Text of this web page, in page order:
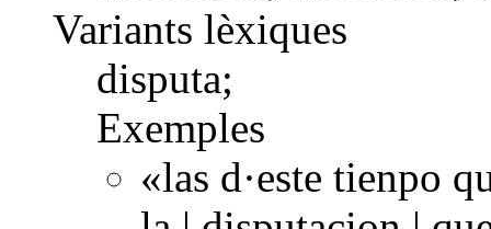
Variants lèxiques
disputa;
Exemples
«las d·este tienpo